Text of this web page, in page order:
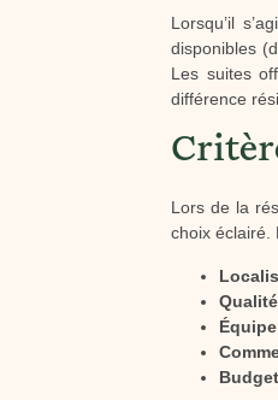
Lorsqu’il
disponibles
Les suites
différence
Lors de la
choix éclairé.
Budget